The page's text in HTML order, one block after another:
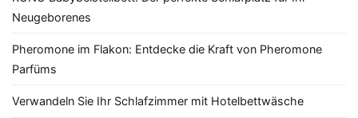
Neugeborenes
Pheromone im Flakon: Entdecke die Kraft von Pheromone
Parfüms
Verwandeln Sie Ihr Schlafzimmer mit Hotelbettwäsche